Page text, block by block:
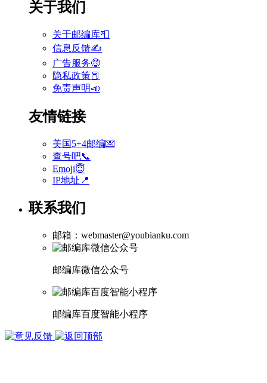
关于我们
关于邮编库📮
信息反馈✍
广告服务🤑
隐私政策📕
免责声明📣
友情链接
美国5+4邮编💌
查号吧📞
Emoji😇
IP地址📍
联系我们
邮箱：webmaster@youbianku.com
邮编库微信公众号
邮编库百度智能小程序